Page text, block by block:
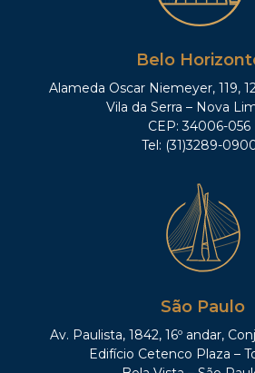
Belo
Alameda Oscar Niemeyer, 119,
Vila da Serra – Nova
CEP: 34006-056
Tel: (31)3289-
São Paulo
Av. Paulista, 1842, 16º andar,
Edifício Cetenco Plaza –